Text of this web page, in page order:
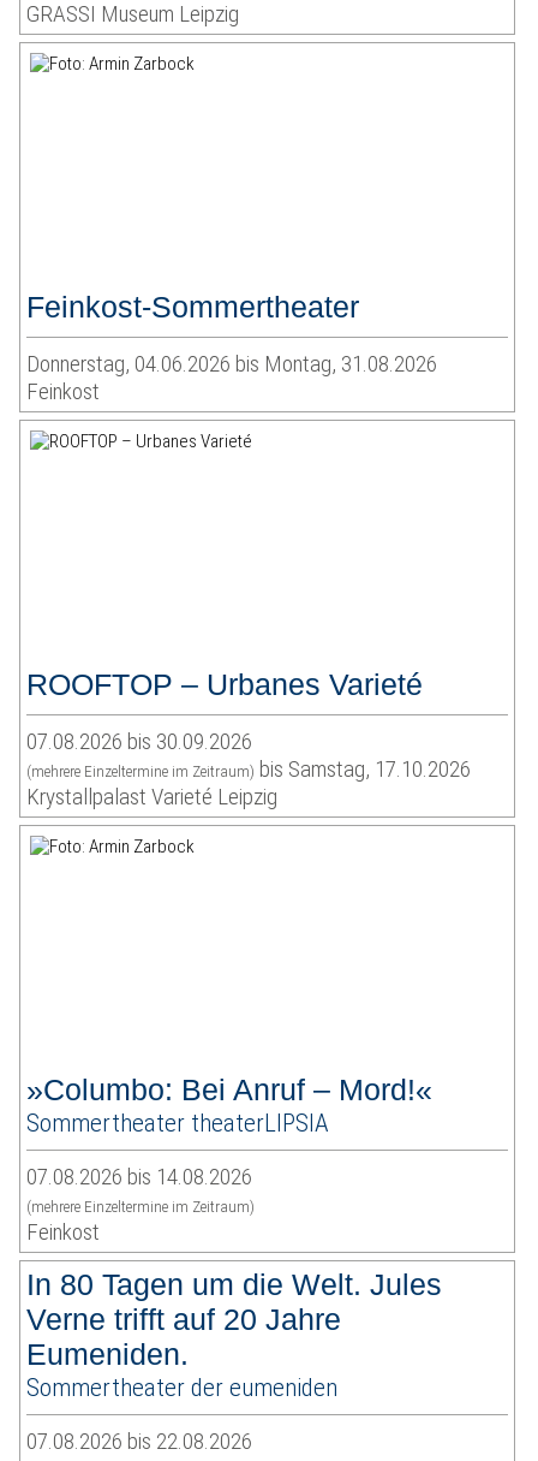
GRASSI Museum Leipzig
Feinkost-Sommertheater
Donnerstag, 04.06.2026 bis Montag, 31.08.2026
Feinkost
ROOFTOP – Urbanes Varieté
07.08.2026 bis 30.09.2026
(mehrere Einzeltermine im Zeitraum) bis Samstag, 17.10.2026
Krystallpalast Varieté Leipzig
»Columbo: Bei Anruf – Mord!«
Sommertheater theaterLIPSIA
07.08.2026 bis 14.08.2026
(mehrere Einzeltermine im Zeitraum)
Feinkost
In 80 Tagen um die Welt. Jules
Verne trifft auf 20 Jahre
Eumeniden.
Sommertheater der eumeniden
07.08.2026 bis 22.08.2026